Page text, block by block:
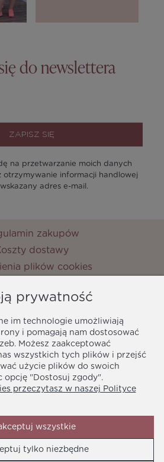
do newslettera
ZAPISZ SIĘ
na przetwarzanie moich danych
otrzymywanie informacji handlowej
adres e-mail.
zakupów
dostawy
plików cookies
płatności
danych osobowych
prywatności
MyPrincess
33
918 Warszawa
społecznościowe
prywatność
im technologie umożliwiają
i pomagają nam dostosować
Możesz zaakceptować
wszystkich tych plików i przejść
użycie plików do swoich
opcję "Dostosuj zgody".
przeczytasz w naszej Polityce
tylko niezbędne
wszystkie